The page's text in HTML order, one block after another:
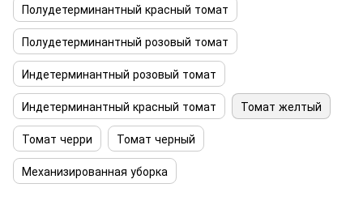
Полудетерминантный красный томат
Полудетерминантный розовый томат
Индетерминантный розовый томат
Индетерминантный красный томат
Томат желтый
Томат черри
Томат черный
Механизированная уборка